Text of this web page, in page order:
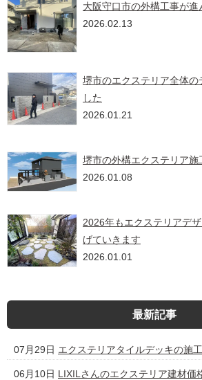
大阪守口市の外構工事が進
2026.02.13
堺市のエクステリア全体の
した
2026.01.21
堺市の外構エクステリア施
2026.01.08
2026年もエクステリアデ
げていきます
2026.01.01
最新記事
07月29日 エクステリアタイルデッキの施工
06月10日 LIXILさんのエクステリア建材価